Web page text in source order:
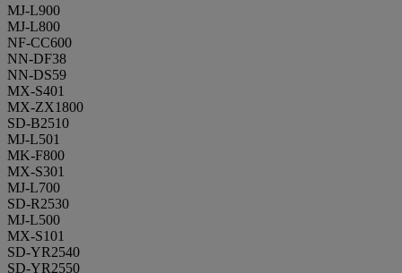
MJ-L900
MJ-L800
NF-CC600
NN-DF38
NN-DS59
MX-S401
MX-ZX1800
SD-B2510
MJ-L501
MK-F800
MX-S301
MJ-L700
SD-R2530
MJ-L500
MX-S101
SD-YR2540
SD-YR2550